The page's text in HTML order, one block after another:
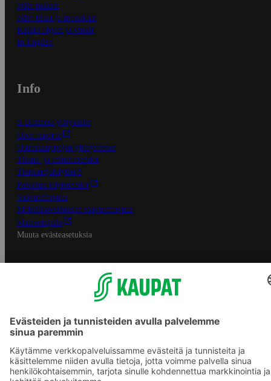
Näin maksat
Näin tilaat ja muokkaat
Kaikki ohjeet ja vinkit
In English
Info
S-Business yrityksille
Oiva-raportit
Osuuskauppojen yhteystiedot
Tilaus- ja toimitusehdot
Tietosuojakäytäntö
Palvelun käyttöehdot
Saavutettavuus
Mobiilisovelluksen saavutettavuus
Mainostajalle
Muuta evästeasetuksia
S-ryhmän palvelut
S-ryhmä
Asiakasomistajuus
S-ostoslista -sovellus
Prisma.fi